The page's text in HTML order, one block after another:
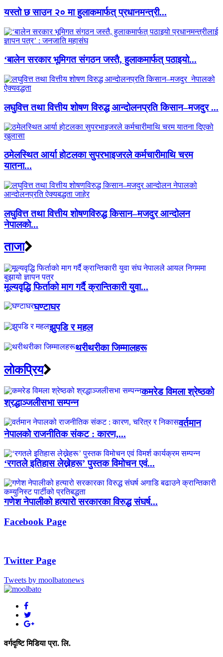
यस्तो छ साउन २० मा हुलाकमार्फत् प्रधानमन्त्री...
‘बालेन सरकार भूमिगत संगठन जस्तै, हुलाकमार्फत् पठाइयो...
लघुवित्त तथा वित्तीय शोषण विरुद्ध आन्दोलनप्रति किसान–मजदुर ...
ठमेलस्थित आर्या होटलका सुपरभाइजरले कर्मचारीमाथि चरम
यातना...
लघुवित्त तथा वित्तीय शोषणविरुद्ध किसान–मजदुर आन्दोलन
नेपालको...
ताजा
मूल्यवृद्धि फिर्ताको माग गर्दै क्रान्तिकारी युवा...
घण्टाघर
झुपडि र महल
थरीथरीका जिम्मालहरू
लाेकप्रिय
कमरेड विमला श्रेष्ठको
श्रद्धाञ्जलीसभा सम्पन्न
वर्तमान
नेपालको राजनीतिक संकट : कारण,...
‘रगतले इतिहास लेख्नेहरू’ पुस्तक विमोचन एवं...
गणेश नेपालीको हत्यारो सरकारका विरुद्ध संघर्ष...
Facebook Page
Twitter Page
Tweets by moolbatonews
वर्गदृष्टि मिडिया प्रा. लि.